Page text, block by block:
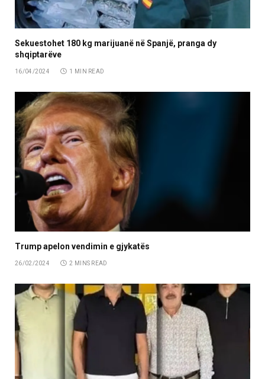
Sekuestohet 180 kg marijuanë në Spanjë, pranga dy
shqiptarëve
16/04/2024 1 MIN READ
Trump apelon vendimin e gjykatës
26/02/2024 2 MINS READ